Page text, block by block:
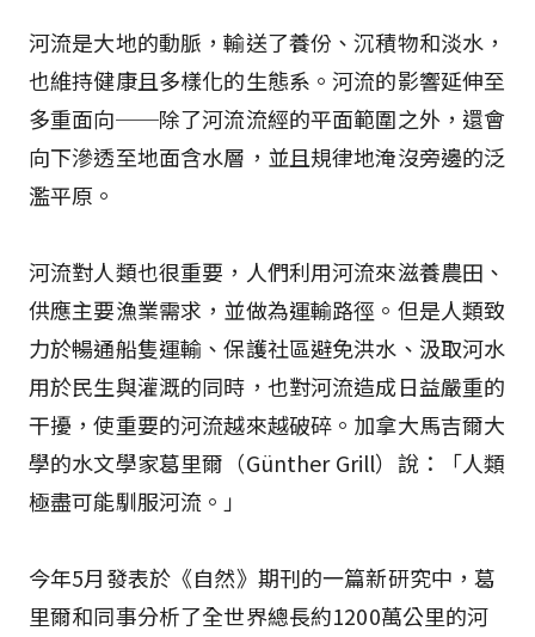
河流是大地的動脈，輸送了養份、沉積物和淡水，
也維持健康且多樣化的生態系。河流的影響延伸至
多重面向──除了河流流經的平面範圍之外，還會
向下滲透至地面含水層，並且規律地淹沒旁邊的泛
濫平原。
河流對人類也很重要，人們利用河流來滋養農田、
供應主要漁業需求，並做為運輸路徑。但是人類致
力於暢通船隻運輸、保護社區避免洪水、汲取河水
用於民生與灌溉的同時，也對河流造成日益嚴重的
干擾，使重要的河流越來越破碎。加拿大馬吉爾大
學的水文學家葛里爾（Günther Grill）說：「人類
極盡可能馴服河流。」
今年5月發表於《自然》期刊的一篇新研究中，葛
里爾和同事分析了全世界總長約1200萬公里的河